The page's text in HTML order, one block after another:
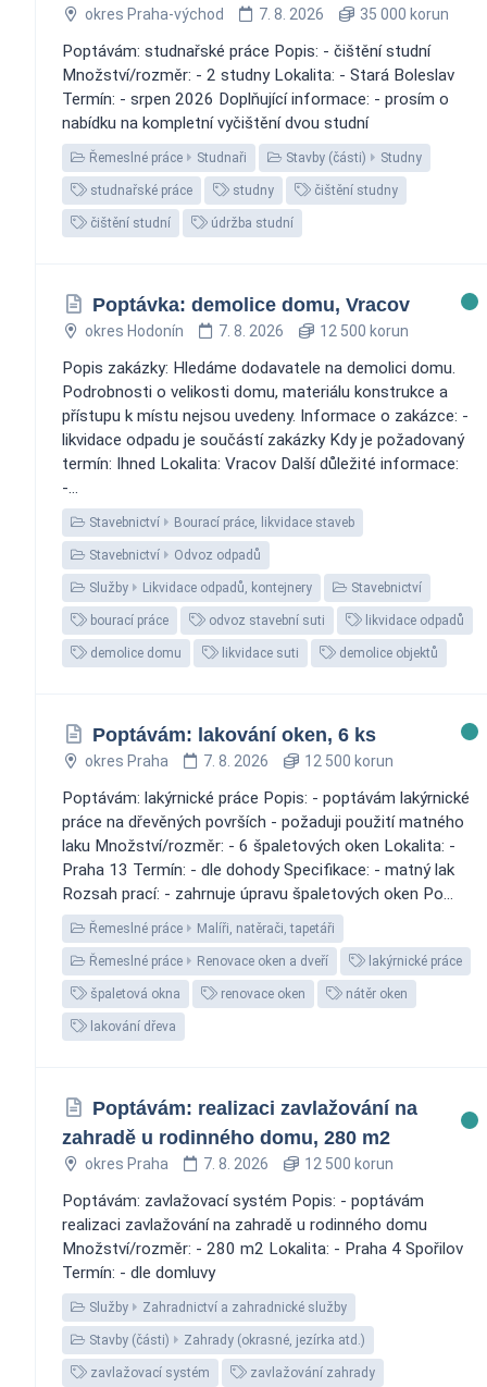
okres Praha-východ 7. 8. 2026 35 000 korun
Poptávám: studnařské práce Popis: - čištění studní
Množství/rozměr: - 2 studny Lokalita: - Stará Boleslav
Termín: - srpen 2026 Doplňující informace: - prosím o
nabídku na kompletní vyčištění dvou studní
Řemeslné práce Studnaři Stavby (části) Studny
studnařské práce studny čištění studny
čištění studní údržba studní
Poptávka: demolice domu, Vracov
okres Hodonín 7. 8. 2026 12 500 korun
Popis zakázky: Hledáme dodavatele na demolici domu.
Podrobnosti o velikosti domu, materiálu konstrukce a
přístupu k místu nejsou uvedeny. Informace o zakázce: -
likvidace odpadu je součástí zakázky Kdy je požadovaný
termín: Ihned Lokalita: Vracov Další důležité informace:
-...
Stavebnictví Bourací práce, likvidace staveb
Stavebnictví Odvoz odpadů
Služby Likvidace odpadů, kontejnery Stavebnictví
bourací práce odvoz stavební suti likvidace odpadů
demolice domu likvidace suti demolice objektů
Poptávám: lakování oken, 6 ks
okres Praha 7. 8. 2026 12 500 korun
Poptávám: lakýrnické práce Popis: - poptávám lakýrnické
práce na dřevěných površích - požaduji použití matného
laku Množství/rozměr: - 6 špaletových oken Lokalita: -
Praha 13 Termín: - dle dohody Specifikace: - matný lak
Rozsah prací: - zahrnuje úpravu špaletových oken Po...
Řemeslné práce Malíři, natěrači, tapetáři
Řemeslné práce Renovace oken a dveří lakýrnické práce
špaletová okna renovace oken nátěr oken
lakování dřeva
Poptávám: realizaci zavlažování na
zahradě u rodinného domu, 280 m2
okres Praha 7. 8. 2026 12 500 korun
Poptávám: zavlažovací systém Popis: - poptávám
realizaci zavlažování na zahradě u rodinného domu
Množství/rozměr: - 280 m2 Lokalita: - Praha 4 Spořilov
Termín: - dle domluvy
Služby Zahradnictví a zahradnické služby
Stavby (části) Zahrady (okrasné, jezírka atd.)
zavlažovací systém zavlažování zahrady